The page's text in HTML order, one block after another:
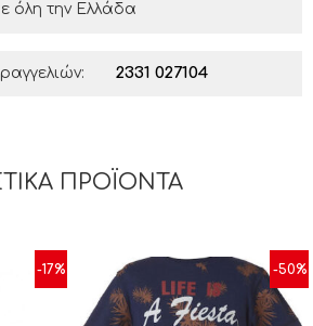
όλη την Ελλάδα
2331 027104
ΠΡΟΪΌΝΤΑ
-17% -50%